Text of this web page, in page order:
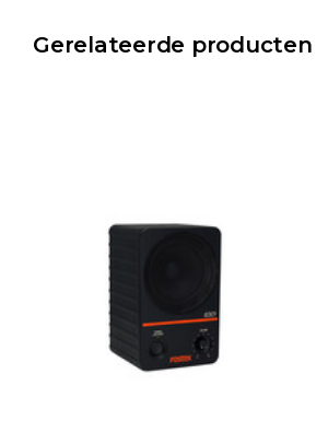
Gerelateerde producten